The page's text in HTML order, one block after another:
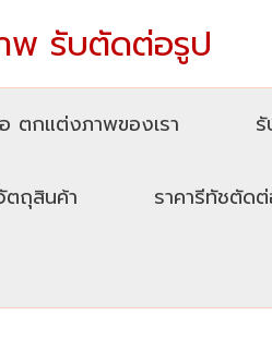
พ รับตัดต่อรูป
ตกแต่งภาพของเรา
ถุสินค้า ราคารีทัชตัด